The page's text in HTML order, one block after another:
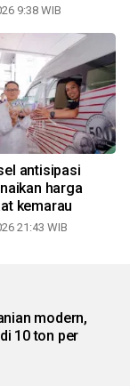
9:38 WIB
antisipasi
harga
kemarau
21:43 WIB
modern,
10 ton per